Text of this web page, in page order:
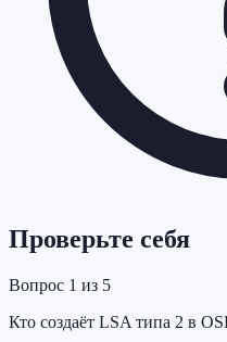
Проверьте себя
Вопрос 1 из 5
Кто создаёт LSA типа 2 в